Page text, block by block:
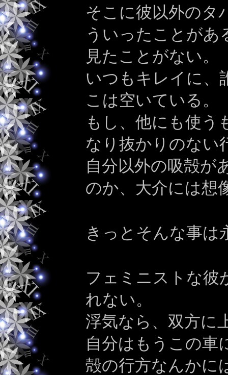
そこに彼以外のタ
ういったことがあ
見たことがない。
いつもキレイに、
こは空いている。
もし、他にも使う
なり抜かりのない
自分以外の吸殻が
のか、大介には想
きっとそんな事は
フェミニストな彼
れない。
浮気なら、双方に
自分はもうこの車
殻の行方なんかに